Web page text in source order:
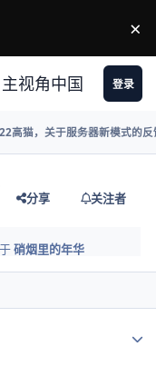
×
主视角中国 登录
高猫，关于服务器新模式的反
分享 关注者
硝烟里的年华